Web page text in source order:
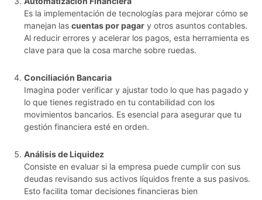
Es la implementación de tecnologías para mejorar cómo se
manejan las cuentas por pagar y otros asuntos contables.
Al reducir errores y acelerar los pagos, esta herramienta es
clave para que la cosa marche sobre ruedas.
Conciliación Bancaria
Imagina poder verificar y ajustar todo lo que has pagado y
lo que tienes registrado en tu contabilidad con los
movimientos bancarios. Es esencial para asegurar que tu
gestión financiera esté en orden.
Análisis de Liquidez
Consiste en evaluar si la empresa puede cumplir con sus
deudas revisando sus activos líquidos frente a sus pasivos.
Esto facilita tomar decisiones financieras bien